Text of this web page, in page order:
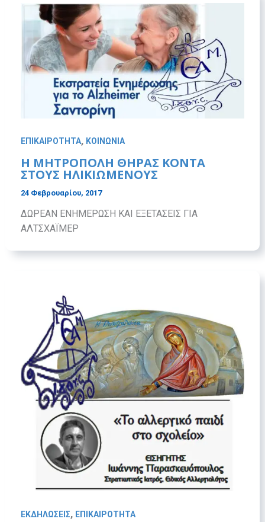
ΕΠΙΚΑΙΡΟΤΗΤΑ, ΚΟΙΝΩΝΙΑ
H ΜΗΤΡΟΠΟΛΗ ΘΗΡΑΣ ΚΟΝΤΑ
ΣΤΟΥΣ ΗΛΙΚΙΩΜΕΝΟΥΣ
24 Φεβρουαρίου, 2017
ΔΩΡΕΑΝ ΕΝΗΜΕΡΩΣΗ ΚΑΙ ΕΞΕΤΑΣΕΙΣ ΓΙΑ
ΑΛΤΣΧΑΪΜΕΡ
ΕΚΔΗΛΩΣΕΙΣ, ΕΠΙΚΑΙΡΟΤΗΤΑ